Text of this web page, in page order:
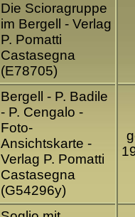
Die Scioragruppe
im Bergell - Verlag
P. Pomatti
Castasegna
(E78705)
Bergell - P. Badile
- P. Cengalo -
Foto-
Ansichtskarte -
Verlag P. Pomatti
Castasegna
(G54296y)